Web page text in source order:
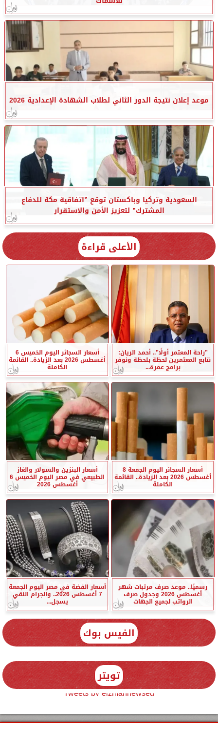
موعد إعلان نتيجة الدور الثاني لطلاب الشهادة الإعدادية 2026
السعودية وتركيا وباكستان توقع ”اتفاقية مكة للدفاع
المشترك” لتعزيز الأمن والاستقرار
الأعلى قراءة
”راحة المعتمر أولًا”.. أحمد الريان:
نتابع المعتمرين لحظة بلحظة ونوفر
برامج عمرة...
أسعار السجائر اليوم الخميس 6
أغسطس 2026 بعد الزيادة.. القائمة
الكاملة
أسعار السجائر اليوم الجمعة 8
أغسطس 2026 بعد الزيادة.. القائمة
الكاملة
أسعار البنزين والسولار والغاز
الطبيعي في مصر اليوم الخميس 6
أغسطس 2026
رسميًا.. موعد صرف مرتبات شهر
أغسطس 2026 وجدول صرف
الرواتب لجميع الجهات
أسعار الفضة في مصر اليوم الجمعة
7 أغسطس 2026.. والجرام النقي
يسجل...
الفيس بوك
تويتر
Tweets by elzmannewseg